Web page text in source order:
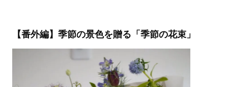
【番外編】季節の景色を贈る「季節の花束」